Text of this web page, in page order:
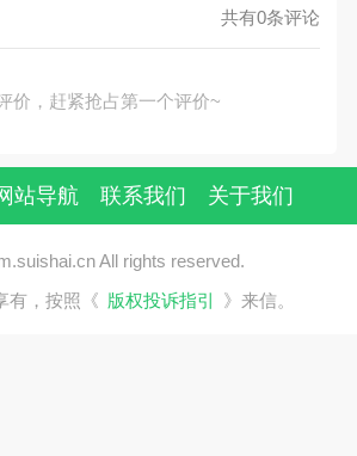
共有0条评论
价，赶紧抢占第一个评价~
站导航 联系我们 关于我们
All rights reserved.
有，按照《 版权投诉指引 》来信。